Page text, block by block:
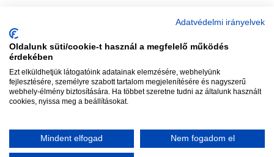
Szerkesztőség:szerk@vadhajtasok.hu
Modi:moderator@vadhajtasok.hu
AdatvédelemImpresszumSzerzői jogok
2018 Vadhajtások.hu
Adatvédelmi irányelvek
Oldalunk süti/cookie-t használ a megfelelő működés
érdekében
Ezt elküldhetjük látogatóink adatainak elemzésére, webhelyünk
fejlesztésére, személyre szabott tartalom megjelenítésére és nagyszerű
webhely-élmény biztosítására. Ha többet szeretne tudni az általunk használt
cookies, nyissa meg a beállításokat.
Mindent elfogad Nem fogadom el